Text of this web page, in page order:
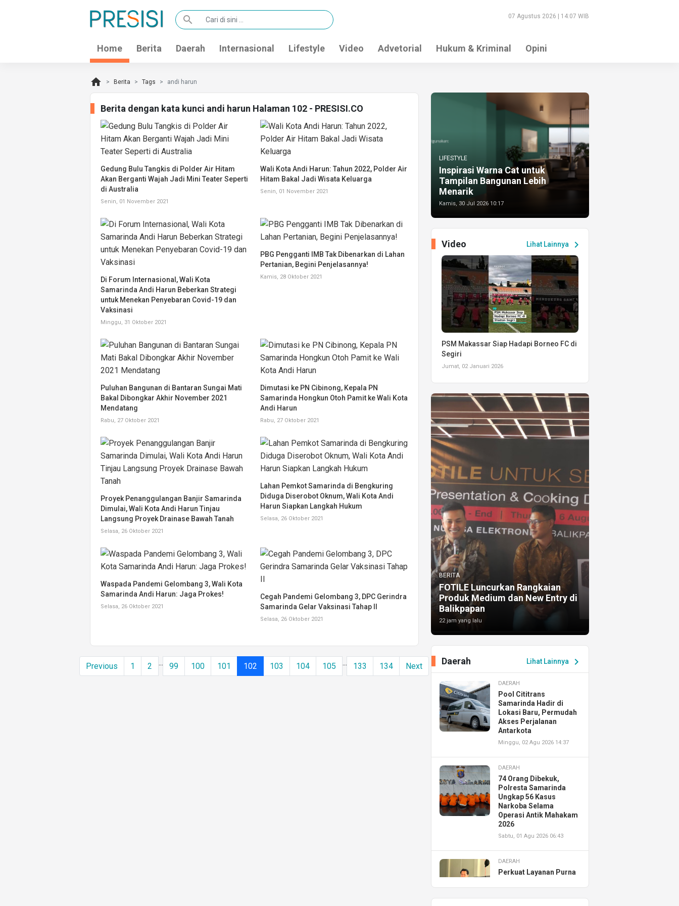
search 07 Agustus 2026 | 14:07 WIB
Home Berita Daerah Internasional Lifestyle Video Advetorial Hukum & Kriminal Opini
home Berita Tags andi harun
Berita dengan kata kunci andi harun Halaman 102 - PRESISI.CO
Gedung Bulu Tangkis di Polder Air Hitam
Akan Berganti Wajah Jadi Mini Teater Seperti
di Australia
Senin, 01 November 2021
Wali Kota Andi Harun: Tahun 2022, Polder Air
Hitam Bakal Jadi Wisata Keluarga
Senin, 01 November 2021
Di Forum Internasional, Wali Kota
Samarinda Andi Harun Beberkan Strategi
untuk Menekan Penyebaran Covid-19 dan
Vaksinasi
Minggu, 31 Oktober 2021
PBG Pengganti IMB Tak Dibenarkan di Lahan
Pertanian, Begini Penjelasannya!
Kamis, 28 Oktober 2021
Puluhan Bangunan di Bantaran Sungai Mati
Bakal Dibongkar Akhir November 2021
Mendatang
Rabu, 27 Oktober 2021
Dimutasi ke PN Cibinong, Kepala PN
Samarinda Hongkun Otoh Pamit ke Wali Kota
Andi Harun
Rabu, 27 Oktober 2021
Proyek Penanggulangan Banjir Samarinda
Dimulai, Wali Kota Andi Harun Tinjau
Langsung Proyek Drainase Bawah Tanah
Selasa, 26 Oktober 2021
Lahan Pemkot Samarinda di Bengkuring
Diduga Diserobot Oknum, Wali Kota Andi
Harun Siapkan Langkah Hukum
Selasa, 26 Oktober 2021
Waspada Pandemi Gelombang 3, Wali Kota
Samarinda Andi Harun: Jaga Prokes!
Selasa, 26 Oktober 2021
Cegah Pandemi Gelombang 3, DPC Gerindra
Samarinda Gelar Vaksinasi Tahap II
Selasa, 26 Oktober 2021
Previous 1 2 ... 99 100 101 102 103 104 105 ... 133 134 Next
LIFESTYLE
Inspirasi Warna Cat untuk
Tampilan Bangunan Lebih
Menarik
Kamis, 30 Jul 2026 10:17
Lihat Lainnya chevron_right
Video
PSM Makassar Siap Hadapi Borneo FC di
Segiri
Jumat, 02 Januari 2026
BERITA
FOTILE Luncurkan Rangkaian
Produk Medium dan New Entry di
Balikpapan
22 jam yang lalu
Lihat Lainnya chevron_right
Daerah
DAERAH
Pool Cititrans
Samarinda Hadir di
Lokasi Baru, Permudah
Akses Perjalanan
Antarkota
Minggu, 02 Agu 2026 14:37
DAERAH
74 Orang Dibekuk,
Polresta Samarinda
Ungkap 56 Kasus
Narkoba Selama
Operasi Antik Mahakam
2026
Sabtu, 01 Agu 2026 06:43
DAERAH
Perkuat Layanan Purna
Resmikan AHASS